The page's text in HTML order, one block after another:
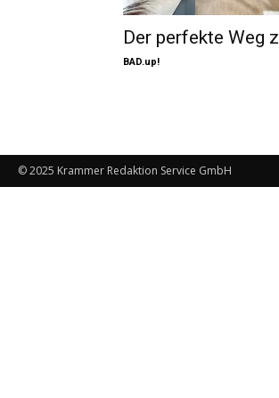
Der perfekte Weg
BAD.up!
© 2025 Krammer Redaktion Service GmbH